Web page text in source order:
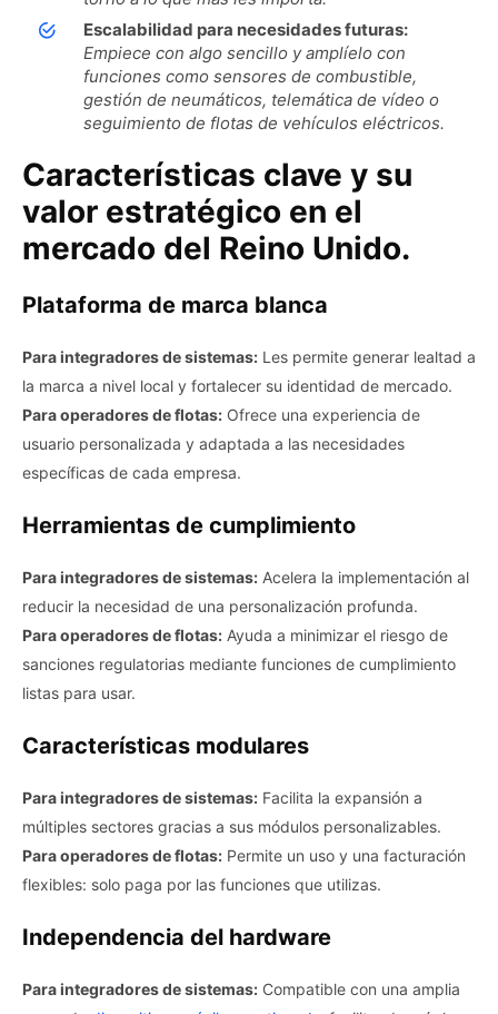
Escalabilidad para necesidades futuras:
Empiece con algo sencillo y amplíelo con
funciones como sensores de combustible,
gestión de neumáticos, telemática de vídeo o
seguimiento de flotas de vehículos eléctricos.
Características clave y su
valor estratégico en el
mercado del Reino Unido.
Plataforma de marca blanca
Para integradores de sistemas: Les permite generar lealtad a
la marca a nivel local y fortalecer su identidad de mercado.
Para operadores de flotas: Ofrece una experiencia de
usuario personalizada y adaptada a las necesidades
específicas de cada empresa.
Herramientas de cumplimiento
Para integradores de sistemas: Acelera la implementación al
reducir la necesidad de una personalización profunda.
Para operadores de flotas: Ayuda a minimizar el riesgo de
sanciones regulatorias mediante funciones de cumplimiento
listas para usar.
Características modulares
Para integradores de sistemas: Facilita la expansión a
múltiples sectores gracias a sus módulos personalizables.
Para operadores de flotas: Permite un uso y una facturación
flexibles: solo paga por las funciones que utilizas.
Independencia del hardware
Para integradores de sistemas: Compatible con una amplia